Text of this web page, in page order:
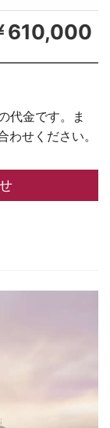
610,000
代金です。ま
せください。